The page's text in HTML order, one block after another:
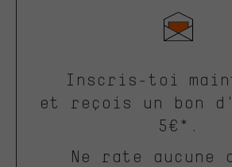
Inscris-toi
et reçois un bon
5€*.
Ne rate aucune